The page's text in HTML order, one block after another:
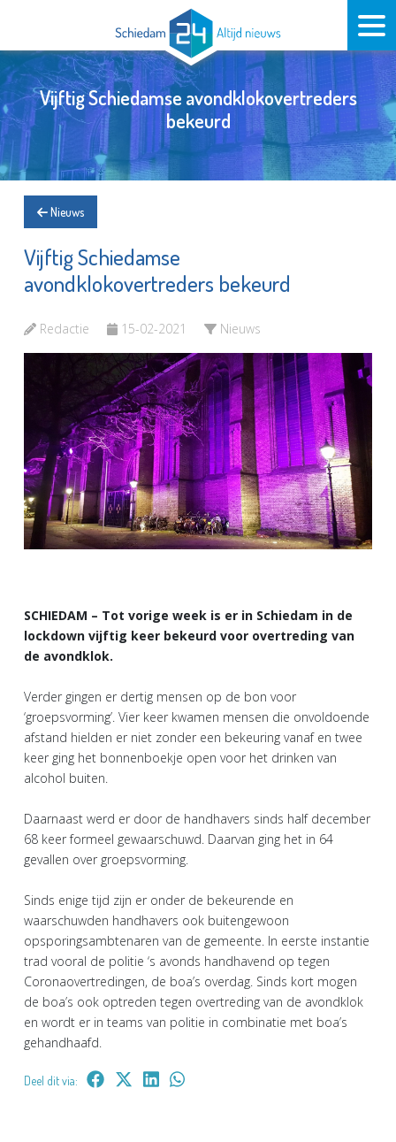
Vijftig Schiedamse avondklokovertreders
bekeurd
Nieuws
Vijftig Schiedamse
avondklokovertreders bekeurd
Redactie 15-02-2021 Nieuws
SCHIEDAM – Tot vorige week is er in Schiedam in de
lockdown vijftig keer bekeurd voor overtreding van
de avondklok.
Verder gingen er dertig mensen op de bon voor
‘groepsvorming’. Vier keer kwamen mensen die onvoldoende
afstand hielden er niet zonder een bekeuring vanaf en twee
keer ging het bonnenboekje open voor het drinken van
alcohol buiten.
Daarnaast werd er door de handhavers sinds half december
68 keer formeel gewaarschuwd. Daarvan ging het in 64
gevallen over groepsvorming.
Sinds enige tijd zijn er onder de bekeurende en
waarschuwden handhavers ook buitengewoon
opsporingsambtenaren van de gemeente. In eerste instantie
trad vooral de politie ‘s avonds handhavend op tegen
Coronaovertredingen, de boa’s overdag. Sinds kort mogen
de boa’s ook optreden tegen overtreding van de avondklok
en wordt er in teams van politie in combinatie met boa’s
gehandhaafd.
Deel dit via: